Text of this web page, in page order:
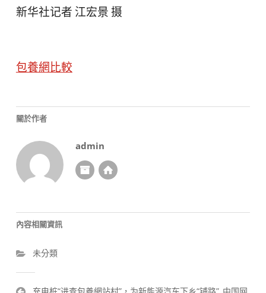
新华社记者 江宏景 摄
包養網比較
關於作者
admin
內容相關資訊
未分類